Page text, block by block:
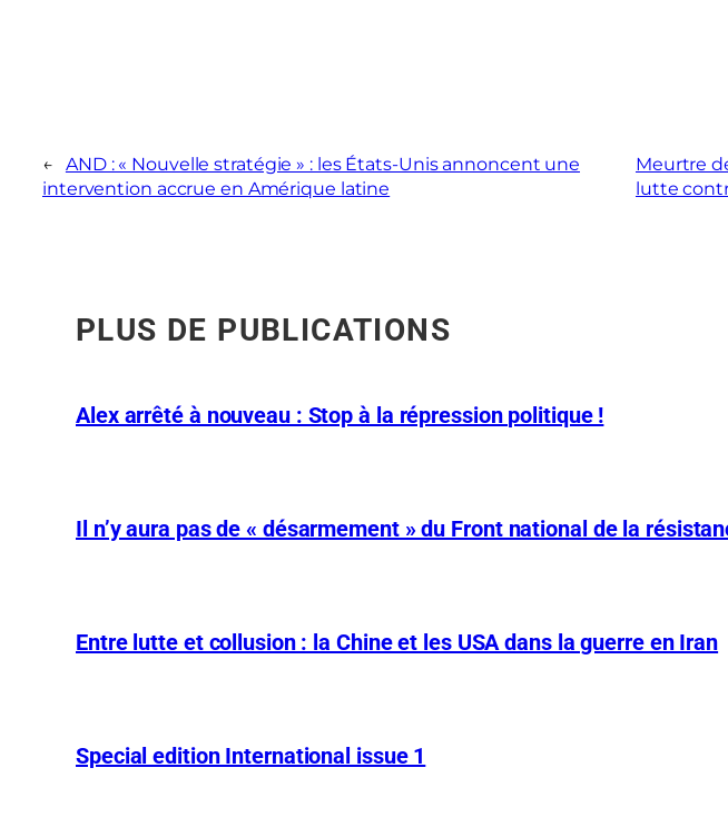
←
AND : « Nouvelle stratégie » : les États-Unis annoncent une
intervention accrue en Amérique latine
Meurtre
lutte
PLUS DE PUBLICATIONS
Alex arrêté à nouveau : Stop à la répression politique !
Il n’y aura pas de « désarmement » du Front national de la
Entre lutte et collusion : la Chine et les USA dans la guerre en Iran
Special edition International issue 1